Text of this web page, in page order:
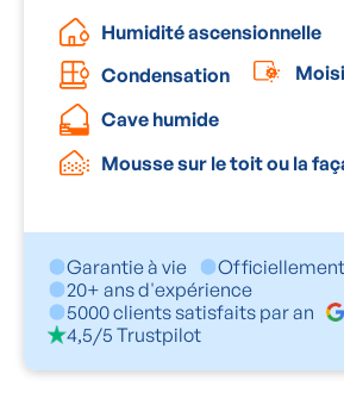
Humidité ascensionnelle
Condensation
Cave humide
Mousse sur le toit ou la
Garantie à vie
20+ ans d'expérience
5000 clients satisfaits par an
4,5/5 Trustpilot